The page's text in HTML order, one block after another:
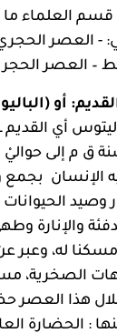
العلماء ما
- العصر
– العصر
أو
أي القديم
الإنسان بجمع
وصيد الحيوانات
والإنارة
له، وعبر
الصخرية،
هذا العصر
: الحضارة